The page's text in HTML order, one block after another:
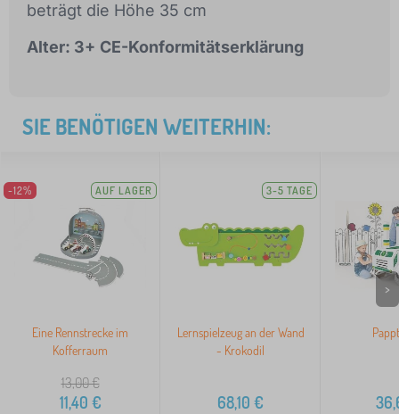
beträgt die Höhe 35 cm
Alter: 3+ CE-Konformitätserklärung
SIE BENÖTIGEN WEITERHIN:
-12% AUF LAGER
Eine Rennstrecke im
Kofferraum
13,00€
11,40 €
3-5 TAGE
Lernspielzeug an der Wand
- Krokodil
68,10 €
>